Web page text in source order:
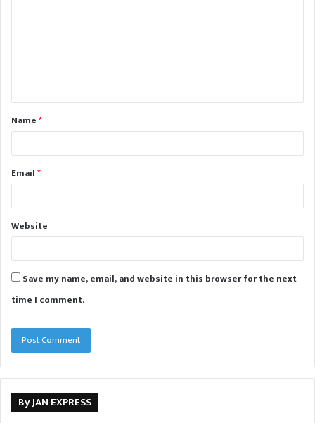
t
*Name*
Email*
Website
Save my name, email, and website in this browser for the next
time I comment.
By JAN EXPRESS